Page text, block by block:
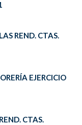
REND. CTAS.
EJERCICIO
CTAS.